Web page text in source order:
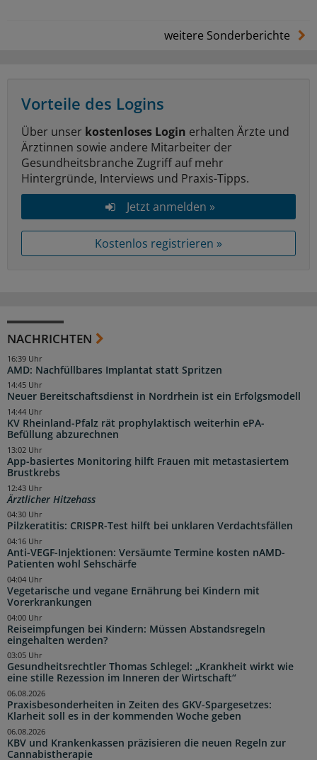
weitere Sonderberichte
Vorteile des Logins
Über unser kostenloses Login erhalten Ärzte und
Ärztinnen sowie andere Mitarbeiter der
Gesundheitsbranche Zugriff auf mehr
Hintergründe, Interviews und Praxis-Tipps.
Jetzt anmelden »
Kostenlos registrieren »
NACHRICHTEN
AMD: Nachfüllbares Implantat statt Spritzen
16:39 Uhr
Neuer Bereitschaftsdienst in Nordrhein ist ein Erfolgsmodell
14:45 Uhr
KV Rheinland-Pfalz rät prophylaktisch weiterhin ePA-
Befüllung abzurechnen
14:44 Uhr
App-basiertes Monitoring hilft Frauen mit metastasiertem
Brustkrebs
13:02 Uhr
Ärztlicher Hitzehass
12:43 Uhr
Pilzkeratitis: CRISPR-Test hilft bei unklaren Verdachtsfällen
04:30 Uhr
Anti-VEGF-Injektionen: Versäumte Termine kosten nAMD-
Patienten wohl Sehschärfe
04:16 Uhr
Vegetarische und vegane Ernährung bei Kindern mit
Vorerkrankungen
04:04 Uhr
Reiseimpfungen bei Kindern: Müssen Abstandsregeln
eingehalten werden?
04:00 Uhr
Gesundheitsrechtler Thomas Schlegel: „Krankheit wirkt wie
eine stille Rezession im Inneren der Wirtschaft“
03:05 Uhr
Praxisbesonderheiten in Zeiten des GKV-Spargesetzes:
Klarheit soll es in der kommenden Woche geben
06.08.2026
KBV und Krankenkassen präzisieren die neuen Regeln zur
Cannabistherapie
06.08.2026